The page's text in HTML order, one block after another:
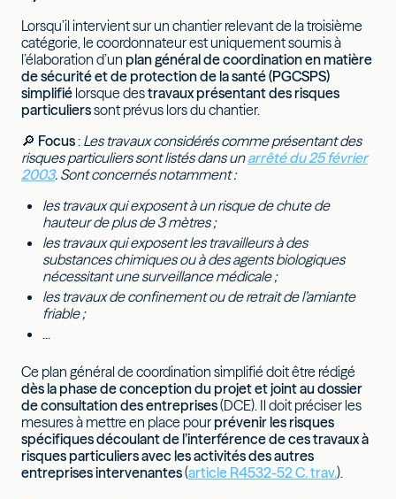
Lorsqu’il intervient sur un chantier relevant de la troisième
catégorie, le coordonnateur est uniquement soumis à
l’élaboration d’un plan général de coordination en matière
de sécurité et de protection de la santé (PGCSPS)
simplifié lorsque destravaux présentant des risques
particulierssont prévus lors du chantier.
🔎 Focus: Les travaux considérés comme présentant des
risques particuliers sont listés dans unarrêté du 25 février
2003. Sont concernés notamment :
les travaux qui exposent à un risque de chute de
hauteur de plus de 3 mètres ;
les travaux qui exposent les travailleurs à des
substances chimiques ou à des agents biologiques
nécessitant une surveillance médicale ;
les travaux de confinement ou de retrait de l’amiante
friable ;
...
Ce plan général de coordination simplifié doit être rédigé
dès la phase de conception du projet et joint au dossier
de consultation des entreprises(DCE). Il doit préciser les
mesures à mettre en place pour prévenir les risques
spécifiques découlant de l’interférence de ces travaux à
risques particuliers avec les activités des autres
entreprises intervenantes(article R4532-52 C. trav.).